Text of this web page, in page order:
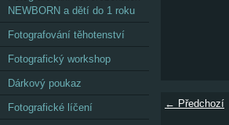
← Předchozí
NEWBORN a dětí do 1 roku
Fotografování těhotenství
Fotografický workshop
Dárkový poukaz
Fotografické líčení